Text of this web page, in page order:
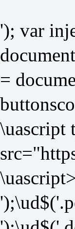
'); var
=
\uascript
src="